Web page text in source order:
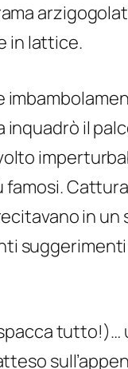
in lattice.
il
famosi.
in un
suggerimenti